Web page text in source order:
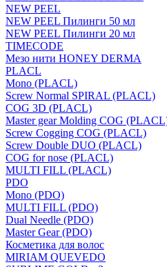
NEW PEEL
NEW PEEL Пилинги 50 мл
NEW PEEL Пилинги 20 мл
TIMECODE
Мезо нити HONEY DERMA
PLACL
Mono (PLACL)
Screw Normal SPIRAL (PLACL)
COG 3D (PLACL)
Master gear Molding COG
Screw Cogging COG (PLACL)
Screw Double DUO (PLACL)
COG for nose (PLACL)
MULTI FILL (PLACL)
PDO
Mono (PDO)
MULTI FILL (PDO)
Dual Needle (PDO)
Master Gear (PDO)
Косметика для волос
MIRIAM QUEVEDO